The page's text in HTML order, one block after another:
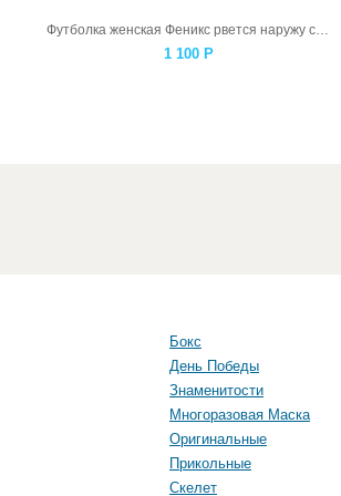
1 100 Р
Бокс
День Победы
Знаменитости
Многоразовая Маска
Оригинальные
Прикольные
Скелет